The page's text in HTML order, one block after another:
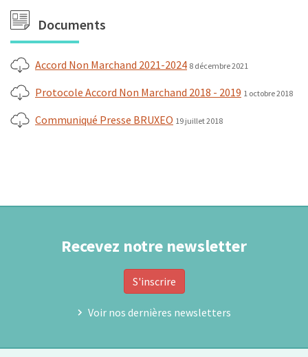
Documents
Accord Non Marchand 2021-2024 8 décembre 2021
Protocole Accord Non Marchand 2018 - 2019 1 octobre 2018
Communiqué Presse BRUXEO 19 juillet 2018
Recevez notre newsletter
S'inscrire
Voir nos dernières newsletters